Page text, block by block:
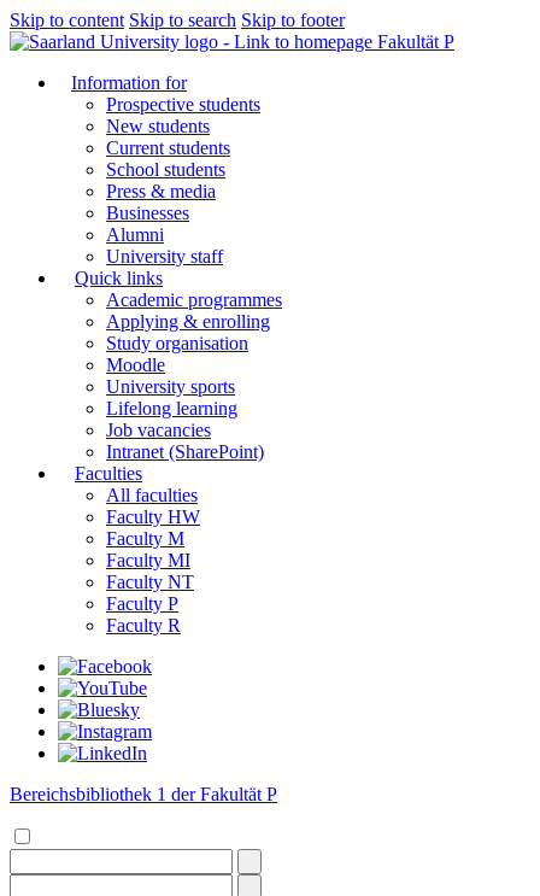
Skip to content Skip to search Skip to footer
Fakultät P
Information for
Prospective students
New students
Current students
School students
Press & media
Businesses
Alumni
University staff
Quick links
Academic programmes
Applying & enrolling
Study organisation
Moodle
University sports
Lifelong learning
Job vacancies
Intranet (SharePoint)
Faculties
All faculties
Faculty HW
Faculty M
Faculty MI
Faculty NT
Faculty P
Faculty R
Bereichsbibliothek 1 der Fakultät P